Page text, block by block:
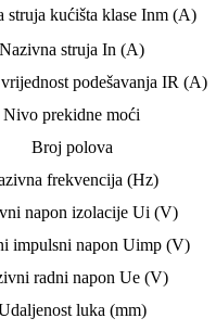
struja kućišta klase Inm (A)
Nazivna struja In (A)
podešavanja IR (A)
Nivo prekidne moći
Broj polova
frekvencija (Hz)
napon izolacije Ui (V)
impulsni napon Uimp (V)
radni napon Ue (V)
luka (mm)